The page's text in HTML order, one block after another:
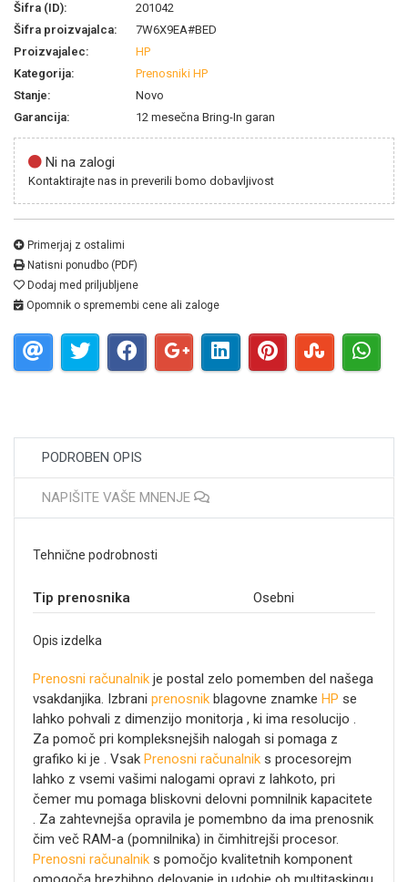
Šifra (ID):
201042
Šifra proizvajalca:
7W6X9EA#BED
Proizvajalec:
HP
Kategorija:
Prenosniki HP
Stanje:
Novo
Garancija:
12 mesečna Bring-In garan
Ni na zalogi
Kontaktirajte nas in preverili bomo dobavljivost
Primerjaj z ostalimi
Natisni ponudbo (PDF)
Dodaj med priljubljene
Opomnik o spremembi cene ali zaloge
PODROBEN OPIS
NAPIŠITE VAŠE MNENJE
Tehnične podrobnosti
Tip prenosnika Osebni
Opis izdelka
Prenosni računalnik je postal zelo pomemben del našega
vsakdanjika. Izbrani prenosnik blagovne znamke HP se
lahko pohvali z dimenzijo monitorja , ki ima resolucijo .
Za pomoč pri kompleksnejših nalogah si pomaga z
grafiko ki je . Vsak Prenosni računalnik s procesorejm
lahko z vsemi vašimi nalogami opravi z lahkoto, pri
čemer mu pomaga bliskovni delovni pomnilnik kapacitete
. Za zahtevnejša opravila je pomembno da ima prenosnik
čim več RAM-a (pomnilnika) in čimhitrejši procesor.
Prenosni računalnik s pomočjo kvalitetnih komponent